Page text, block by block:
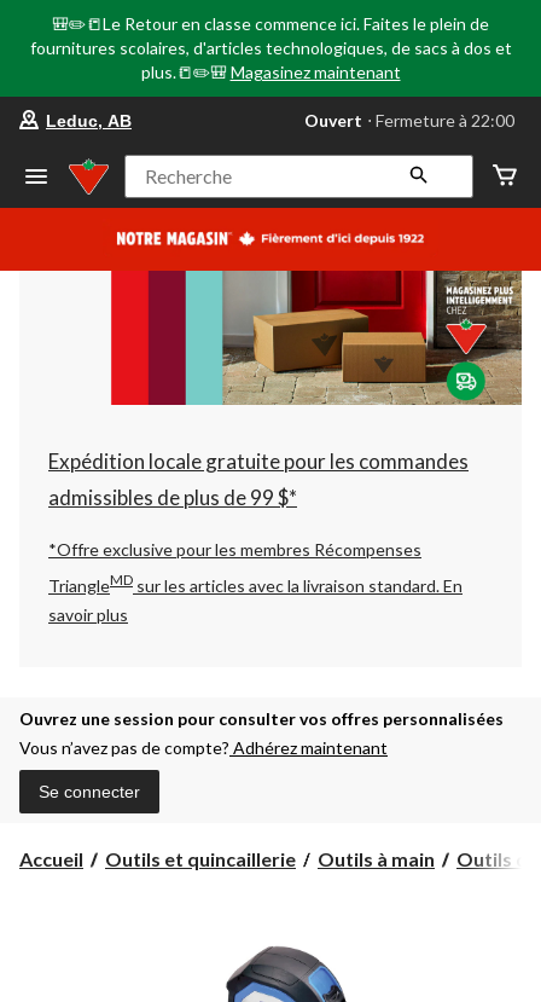
🎒✏️📒Le Retour en classe commence ici. Faites le plein de
fournitures scolaires, d'articles technologiques, de sacs à dos et
plus.📒✏️🎒 Magasinez maintenant
votre
préféré
Leduc,
AB,
courament
Fermeture
à
22:00
cliquer
pour
changer
Leduc, AB Ouvert ⋅ Fermeture à 22:00
Recherche
Expédition locale gratuite pour les commandes
admissibles de plus de 99 $*
*Offre exclusive pour les membres Récompenses
TriangleMD sur les articles avec la livraison standard.En
savoir plus
Ouvrez une session pour consulter vos offres personnalisées
Vous n’avez pas de compte? Adhérez maintenant
Se connecter
Accueil Outils et quincaillerie Outils à main Outils